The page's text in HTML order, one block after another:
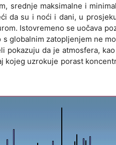
srednje maksimalne i
da su i noći i dani, u
Istovremeno se uočava
globalnim zatopljenjem ne
da je atmosfera,
uzrokuje porast